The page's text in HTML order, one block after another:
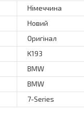
Німеччина
Новий
Оригінал
K193
BMW
BMW
7-Series